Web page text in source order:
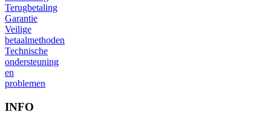
Terugbetaling
Garantie
Veilige
betaalmethoden
Technische
ondersteuning
en
problemen
INFO